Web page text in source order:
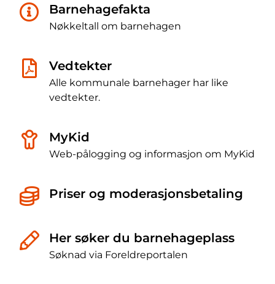
Barnehagefakta
Nøkkeltall om barnehagen
Vedtekter
Alle kommunale barnehager har like
vedtekter.
MyKid
Web-pålogging og informasjon om MyKid
Priser og moderasjonsbetaling
Her søker du barnehageplass
Søknad via Foreldreportalen